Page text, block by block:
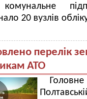
20 вузлів
перелік
АТО